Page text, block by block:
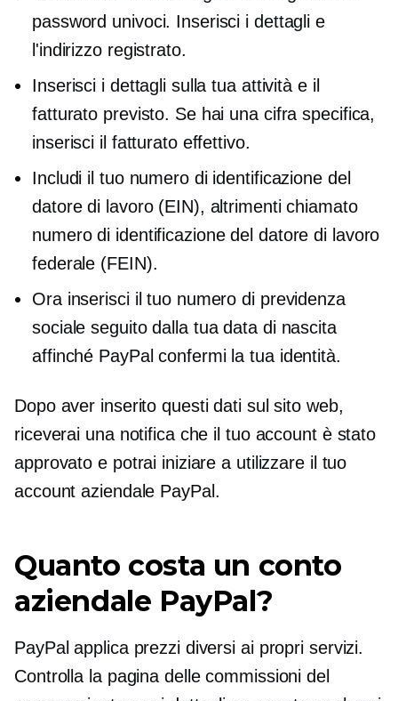
password univoci. Inserisci i dettagli e
l'indirizzo registrato.
Inserisci i dettagli sulla tua attività e il
fatturato previsto. Se hai una cifra specifica,
inserisci il fatturato effettivo.
Includi il tuo numero di identificazione del
datore di lavoro (EIN), altrimenti chiamato
numero di identificazione del datore di lavoro
federale (FEIN).
Ora inserisci il tuo numero di previdenza
sociale seguito dalla tua data di nascita
affinché PayPal confermi la tua identità.
Dopo aver inserito questi dati sul sito web,
riceverai una notifica che il tuo account è stato
approvato e potrai iniziare a utilizzare il tuo
account aziendale PayPal.
Quanto costa un conto
aziendale PayPal?
PayPal applica prezzi diversi ai propri servizi.
Controlla la pagina delle commissioni del